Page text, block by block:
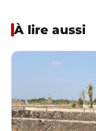
À lire aussi